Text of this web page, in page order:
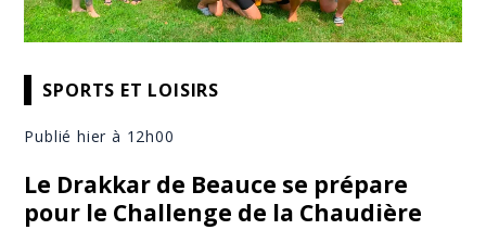
SPORTS ET LOISIRS
Publié hier à 12h00
Le Drakkar de Beauce se prépare
pour le Challenge de la Chaudière